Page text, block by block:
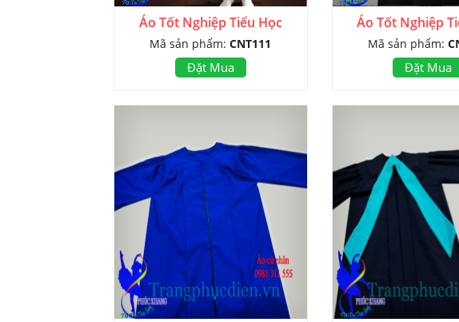
Áo Tốt Nghiệp Tiểu Học
Mã sản phẩm:CNT111
Đặt Mua
Áo Tốt Nghiệp
Mã sản phẩm:
Đặt Mua